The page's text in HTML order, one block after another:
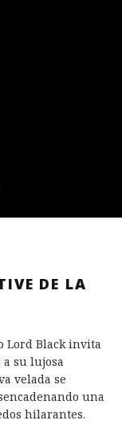
DE LA
Lord Black invita
su lujosa
velada se
una
hilarantes.